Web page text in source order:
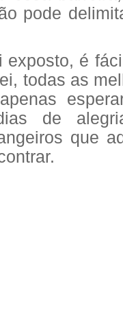
pode
exposto, é
todas as
de
que